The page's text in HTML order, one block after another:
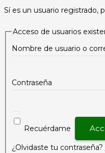
Sí es un usuario registrado,
Acceso de usuarios
Nombre de usuario o
Contraseña
Recuérdame
¿Olvidaste tu contraseña?